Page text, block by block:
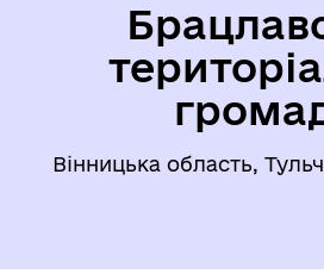
Вінницька область,